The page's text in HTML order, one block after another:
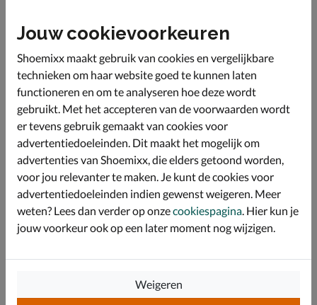
is de espadrille 100% vegan.
Ook de binnenkant is van textiel en heeft bij de hiel een
zachte rand voor extra comfort.
Het voetbed heeft een memory foam laag wat zorgt
voor een aangename pasvorm.
De rubberen loopzool is van rubber en is licht van
gewicht waardoor de espadrille licht voelt aan de voet.
Specificaties
Over Bobs
Espadrilles
Jouw cookievoorkeuren
Shoemixx maakt gebruik van cookies en vergelijkbare
technieken om haar website goed te kunnen laten
functioneren en om te analyseren hoe deze wordt
gebruikt. Met het accepteren van de voorwaarden wordt
er tevens gebruik gemaakt van cookies voor
advertentiedoeleinden. Dit maakt het mogelijk om
advertenties van Shoemixx, die elders getoond worden,
voor jou relevanter te maken. Je kunt de cookies voor
advertentiedoeleinden indien gewenst weigeren. Meer
weten? Lees dan verder op onzecookiespagina . Hier kun je
jouw voorkeur ook op een later moment nog wijzigen.
Weigeren